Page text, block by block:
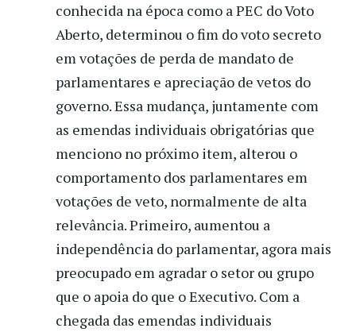
conhecida na época como a PEC do Voto
Aberto, determinou o fim do voto secreto
em votações de perda de mandato de
parlamentares e apreciação de vetos do
governo. Essa mudança, juntamente com
as emendas individuais obrigatórias que
menciono no próximo item, alterou o
comportamento dos parlamentares em
votações de veto, normalmente de alta
relevância. Primeiro, aumentou a
independência do parlamentar, agora mais
preocupado em agradar o setor ou grupo
que o apoia do que o Executivo. Com a
chegada das emendas individuais